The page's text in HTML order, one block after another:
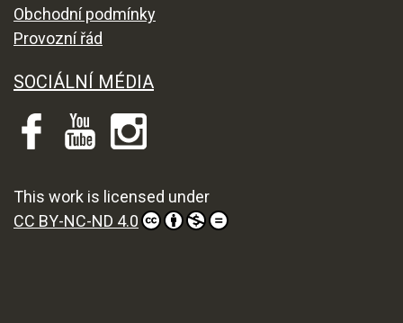
Obchodní podmínky
Provozní řád
SOCIÁLNÍ MÉDIA
This work is licensed under
CC BY-NC-ND 4.0